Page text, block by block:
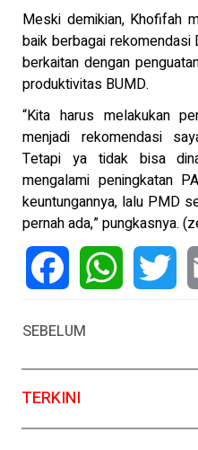
Meski demikian, Khofifah
baik berbagai rekomendasi
berkaitan dengan
produktivitas BUMD.
“Kita harus melakukan
menjadi rekomendasi
Tetapi ya tidak bisa
mengalami peningkatan
keuntungannya, lalu PMD
pernah ada,” pungkasnya.
SEBELUM
TERKINI